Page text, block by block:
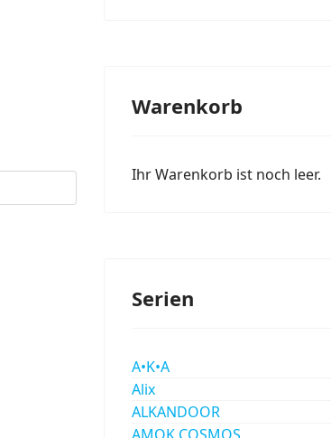
Warenkorb
Ihr Warenkorb ist noch leer.
Serien
A•K•A
Alix
ALKANDOOR